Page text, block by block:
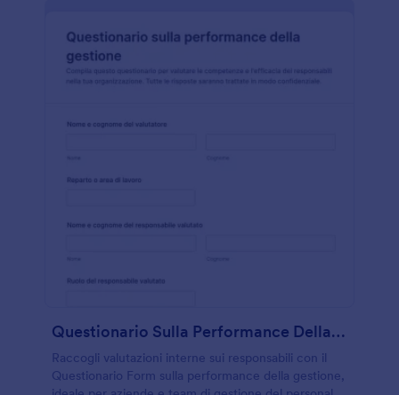
Questionario Sulla Performance Della Gestione
Raccogli valutazioni interne sui responsabili con il
Questionario Form sulla performance della gestione,